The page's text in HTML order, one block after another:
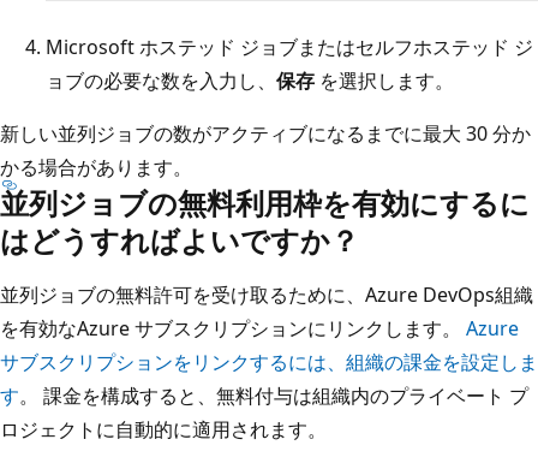
Microsoft ホステッド ジョブまたはセルフホステッド ジ
ョブの必要な数を入力し、 保存 を選択します。
新しい並列ジョブの数がアクティブになるまでに最大 30 分か
かる場合があります。
並列ジョブの無料利用枠を有効にするに
はどうすればよいですか？
並列ジョブの無料許可を受け取るために、Azure DevOps組織
を有効なAzure サブスクリプションにリンクします。 Azure
サブスクリプションをリンクするには、組織の課金を設定しま
す。 課金を構成すると、無料付与は組織内のプライベート プ
ロジェクトに自動的に適用されます。